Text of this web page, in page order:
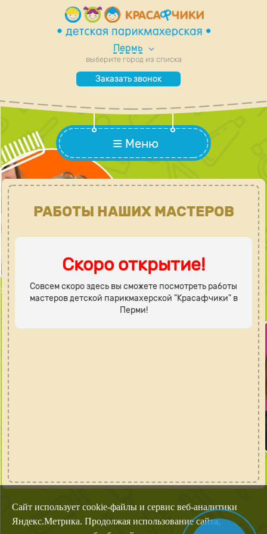
Пермь
выберите город из списка
Заказать звонок
Меню
РАБОТЫ НАШИХ МАСТЕРОВ
Скоро открытие!
Совсем скоро здесь вы сможете посмотреть работы
мастеров детской парикмахерской "Красафчики" в
Перми!
Сайт использует cookie-файлы и сервис веб-аналитики
Яндекс.Метрика. Продолжая использование сайта,